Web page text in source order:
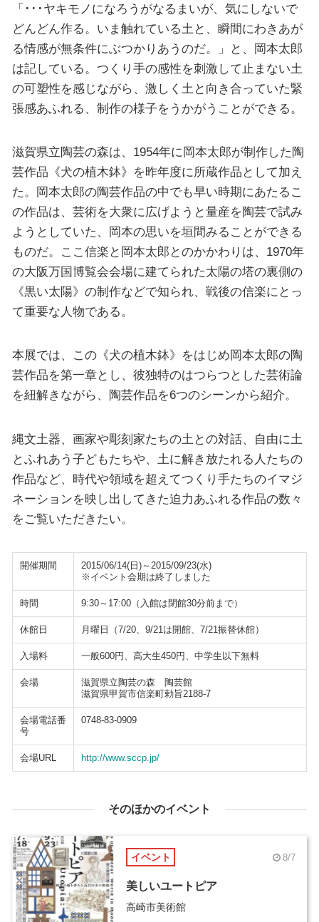
「･･･ヤキモノになろうがなるまいが、気にしないで
どんどん作る。いま触れている土と、瞬間にわきあが
る情感が無条件にぶつかりあうのだ。」と、岡本太郎
は記している。つくり手の感性を刺激して止まない土
の可塑性を感じながら、激しく土と向き合っていた緊
張感あふれる、制作の様子をうかがうことができる。
滋賀県立陶芸の森は、1954年に岡本太郎が制作した陶
芸作品《犬の植木鉢》を昨年度に所蔵作品として加え
た。岡本太郎の陶芸作品の中でも早い時期にあたるこ
の作品は、芸術を大衆に広げようと量産を陶芸で試み
ようとしていた、岡本の思いを垣間みることができる
ものだ。ここ信楽と岡本太郎とのかかわりは、1970年
の大阪万国博覧会会場に建てられた太陽の塔の裏側の
《黒い太陽》の制作などで知られ、戦後の信楽にとっ
て重要な人物である。
本展では、この《犬の植木鉢》をはじめ岡本太郎の陶
芸作品を第一章とし、彼独特のはつらつとした芸術論
を紐解きながら、陶芸作品を6つのシーンから紹介。
縄文土器、画家や彫刻家たちの土との対話、自由に土
とふれあう子どもたちや、土に解き放たれる人たちの
作品など、時代や領域を超えてつくり手たちのイマジ
ネーションを映し出してきた迫力あふれる作品の数々
をご覧いただきたい。
開催期間
2015/06/14(日)～2015/09/23(水)
※イベント会期は終了しました
時間 9:30～17:00（入館は閉館30分前まで）
休館日 月曜日（7/20、9/21は開館、7/21振替休館）
入場料 一般600円、高大生450円、中学生以下無料
会場
滋賀県立陶芸の森 陶芸館
滋賀県甲賀市信楽町勅旨2188-7
会場電話番
号
0748-83-0909
会場URL http://www.sccp.jp/
そのほかのイベント
イベント 8/7
美しいユートピア
高崎市美術館